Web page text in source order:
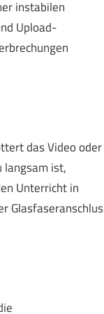
instabilen
Upload-
das Video oder
langsam ist,
Unterricht in